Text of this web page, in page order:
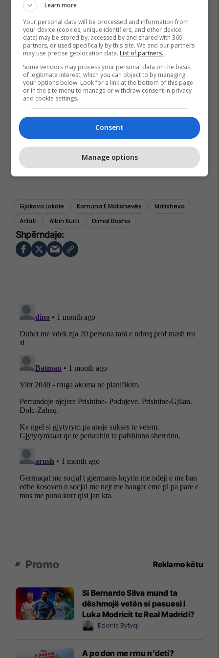
Gjakova Lokale Komuna E Malishevës
Malisheva
Arllati
Albin Kurti Dimal Basha
Promo Reklamo këtu
Si Bernardo Silva mund ta
dëshmojë vetën si pasuesi i
Luka Modricit te Real Madridi?
Edonis Bytyqi
A po don me rrnu n’deti?
Learn more
Your personal data will be processed and information from
your device (cookies, unique identifiers, and other device
data) may be stored by, accessed by and shared with 369
partners, or used specifically by this site. We and our partners
may use precise geolocation data. List of partners.
Some vendors may process your personal data on the basis
of legitimate interest, which you can object to by managing
your options below. Look for a link at the bottom of this page
or in the site menu to manage or withdraw consent in privacy
and cookie settings.
Consent
Manage options